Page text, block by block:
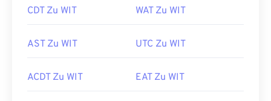
CDT Zu WIT WAT Zu WIT
AST Zu WIT UTC Zu WIT
ACDT Zu WIT EAT Zu WIT